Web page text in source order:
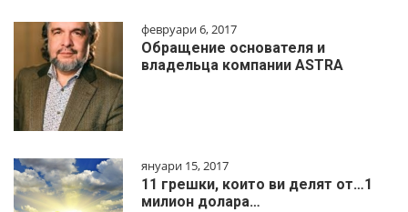
февруари 6, 2017
Обращение основателя и
владельца компании ASTRA
януари 15, 2017
11 грешки, които ви делят от…1
милиoн дoлapa…